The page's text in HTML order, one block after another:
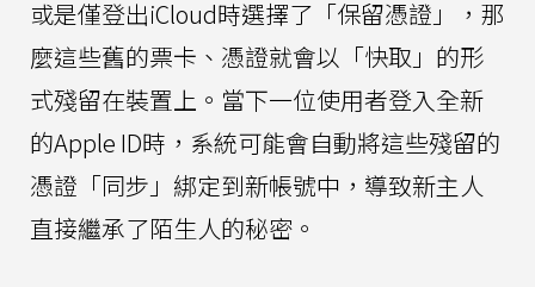
或是僅登出iCloud時選擇了「保留憑證」，那
麼這些舊的票卡、憑證就會以「快取」的形
式殘留在裝置上。當下一位使用者登入全新
的Apple ID時，系統可能會自動將這些殘留的
憑證「同步」綁定到新帳號中，導致新主人
直接繼承了陌生人的秘密。